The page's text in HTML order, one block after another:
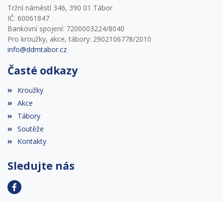
Tržní náměstí 346, 390 01 Tábor
IČ: 60061847
Bankovní spojení: 7200003224/8040
Pro kroužky, akce, tábory: 2902106778/2010
info@ddmtabor.cz
Časté odkazy
Kroužky
Akce
Tábory
Soutěže
Kontakty
Sledujte nás